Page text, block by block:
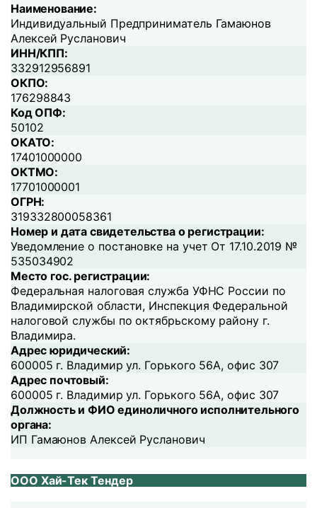
Наименование:
Индивидуальный Предприниматель Гамаюнов
Алексей Русланович
ИНН/КПП:
332912956891
ОКПО:
176298843
Код ОПФ:
50102
ОКАТО:
17401000000
ОКТМО:
17701000001
ОГРН:
319332800058361
Номер и дата свидетельства о регистрации:
Уведомление о постановке на учет От 17.10.2019 №
535034902
Место гос. регистрации:
Федеральная налоговая служба УФНС России по
Владимирской области, Инспекция Федеральной
налоговой службы по октябрьскому району г.
Владимира.
Адрес юридический:
600005 г. Владимир ул. Горького 56А, офис 307
Адрес почтовый:
600005 г. Владимир ул. Горького 56А, офис 307
Должность и ФИО единоличного исполнительного
органа:
ИП Гамаюнов Алексей Русланович
ООО Хай-Тек Тендер